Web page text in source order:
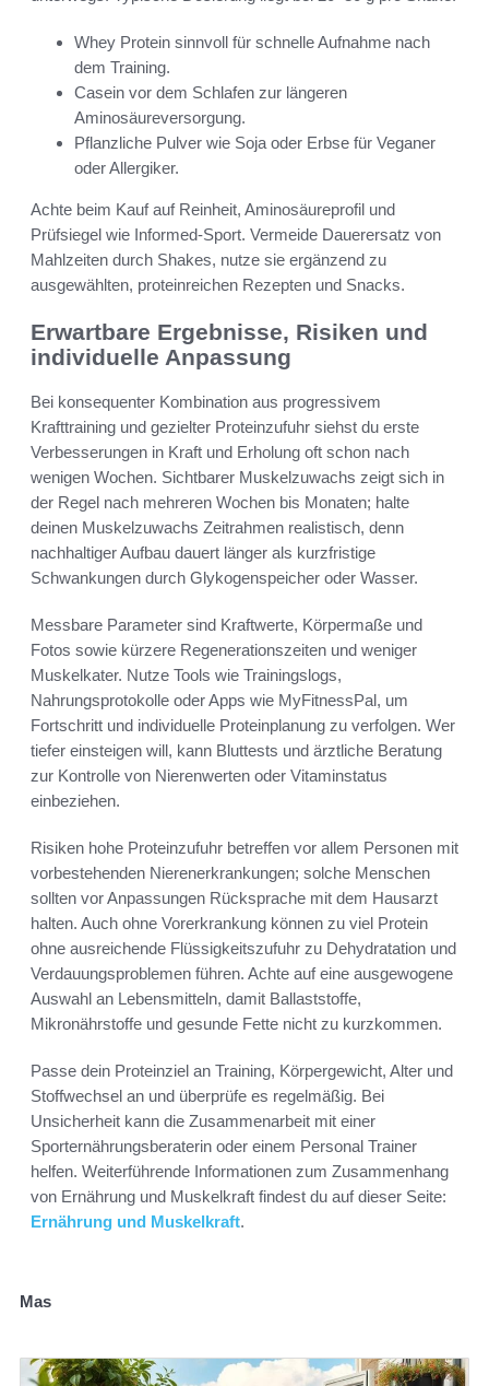
Whey Protein sinnvoll für schnelle Aufnahme nach
dem Training.
Casein vor dem Schlafen zur längeren
Aminosäureversorgung.
Pflanzliche Pulver wie Soja oder Erbse für Veganer
oder Allergiker.
Achte beim Kauf auf Reinheit, Aminosäureprofil und
Prüfsiegel wie Informed-Sport. Vermeide Dauerersatz von
Mahlzeiten durch Shakes, nutze sie ergänzend zu
ausgewählten, proteinreichen Rezepten und Snacks.
Erwartbare Ergebnisse, Risiken und
individuelle Anpassung
Bei konsequenter Kombination aus progressivem
Krafttraining und gezielter Proteinzufuhr siehst du erste
Verbesserungen in Kraft und Erholung oft schon nach
wenigen Wochen. Sichtbarer Muskelzuwachs zeigt sich in
der Regel nach mehreren Wochen bis Monaten; halte
deinen Muskelzuwachs Zeitrahmen realistisch, denn
nachhaltiger Aufbau dauert länger als kurzfristige
Schwankungen durch Glykogenspeicher oder Wasser.
Messbare Parameter sind Kraftwerte, Körpermaße und
Fotos sowie kürzere Regenerationszeiten und weniger
Muskelkater. Nutze Tools wie Trainingslogs,
Nahrungsprotokolle oder Apps wie MyFitnessPal, um
Fortschritt und individuelle Proteinplanung zu verfolgen. Wer
tiefer einsteigen will, kann Bluttests und ärztliche Beratung
zur Kontrolle von Nierenwerten oder Vitaminstatus
einbeziehen.
Risiken hohe Proteinzufuhr betreffen vor allem Personen mit
vorbestehenden Nierenerkrankungen; solche Menschen
sollten vor Anpassungen Rücksprache mit dem Hausarzt
halten. Auch ohne Vorerkrankung können zu viel Protein
ohne ausreichende Flüssigkeitszufuhr zu Dehydratation und
Verdauungsproblemen führen. Achte auf eine ausgewogene
Auswahl an Lebensmitteln, damit Ballaststoffe,
Mikronährstoffe und gesunde Fette nicht zu kurzkommen.
Passe dein Proteinziel an Training, Körpergewicht, Alter und
Stoffwechsel an und überprüfe es regelmäßig. Bei
Unsicherheit kann die Zusammenarbeit mit einer
Sporternährungsberaterin oder einem Personal Trainer
helfen. Weiterführende Informationen zum Zusammenhang
von Ernährung und Muskelkraft findest du auf dieser Seite:
Ernährung und Muskelkraft.
Mas